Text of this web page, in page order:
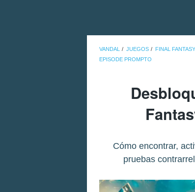
VANDAL JUEGOS FINAL
EPISODE PROMPTO
Cómo encontrar,
pruebas